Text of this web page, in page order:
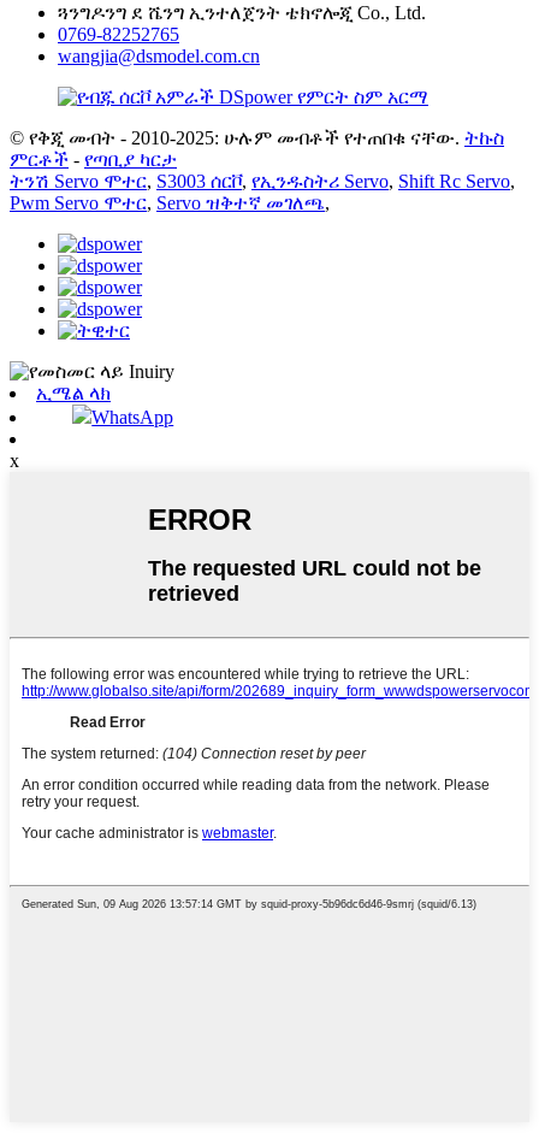
ጓንግዶንግ ደ ሼንግ ኢንተለጀንት ቴክኖሎጂ Co., Ltd.
0769-82252765
wangjia@dsmodel.com.cn
© የቅጂ መብት - 2010-2025: ሁሉም መብቶች የተጠበቁ ናቸው. ትኩስ
ምርቶች - የጣቢያ ካርታ
ትንሽ Servo ሞተር, S3003 ሰርቮ, የኢንዱስትሪ Servo, Shift Rc Servo,
Pwm Servo ሞተር, Servo ዝቅተኛ መገለጫ,
ኢሜል ላክ
WhatsApp
x